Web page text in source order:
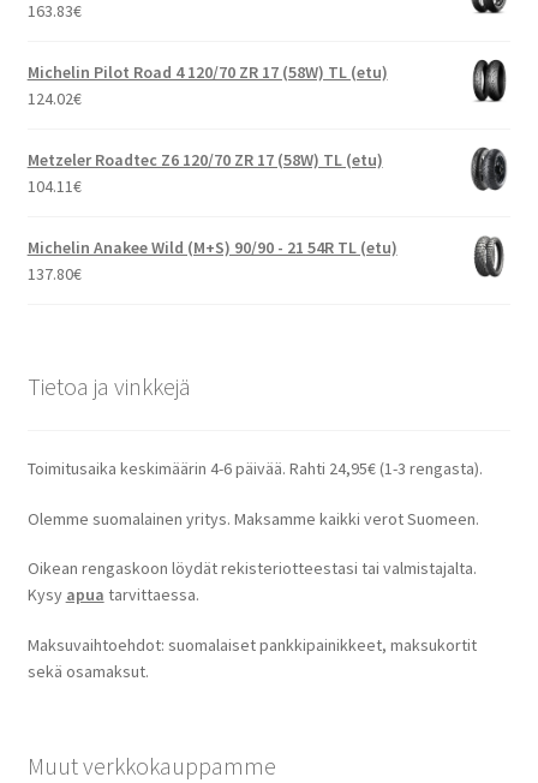
163.83€
Michelin Pilot Road 4 120/70 ZR 17 (58W) TL (etu)
124.02€
Metzeler Roadtec Z6 120/70 ZR 17 (58W) TL (etu)
104.11€
Michelin Anakee Wild (M+S) 90/90 - 21 54R TL (etu)
137.80€
Tietoa ja vinkkejä
Toimitusaika keskimäärin 4-6 päivää. Rahti 24,95€ (1-3 rengasta).
Olemme suomalainen yritys. Maksamme kaikki verot Suomeen.
Oikean rengaskoon löydät rekisteriotteestasi tai valmistajalta.
Kysy apua tarvittaessa.
Maksuvaihtoehdot: suomalaiset pankkipainikkeet, maksukortit
sekä osamaksut.
Muut verkkokauppamme